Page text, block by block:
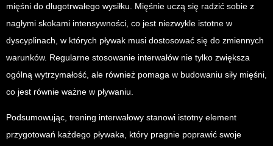
mięśni do długotrwałego wysiłku. Mięśnie uczą się radzić sobie z
nagłymi skokami intensywności, co jest niezwykle istotne w
dyscyplinach, w których pływak musi dostosować się do zmiennych
warunków. Regularne stosowanie interwałów nie tylko zwiększa
ogólną wytrzymałość, ale również pomaga w budowaniu siły mięśni,
co jest równie ważne w pływaniu.
Podsumowując, trening interwałowy stanowi istotny element
przygotowań każdego pływaka, który pragnie poprawić swoje